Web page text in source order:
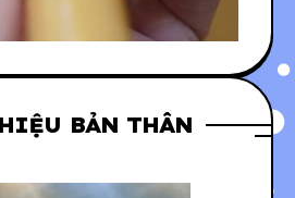
BẢN THÂN